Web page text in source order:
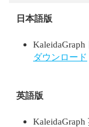
日本語版
KaleidaGraph
ダウンロード
英語版
KaleidaGraph